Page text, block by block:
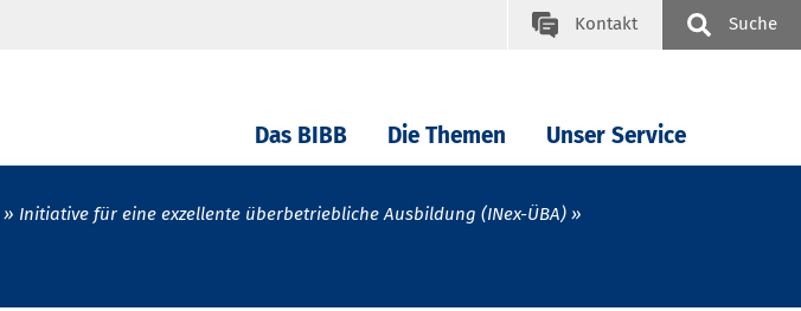
Kontakt Suche
Das BIBB Die Themen Unser Service
Initiative für eine exzellente überbetriebliche Ausbildung (INex-ÜBA)